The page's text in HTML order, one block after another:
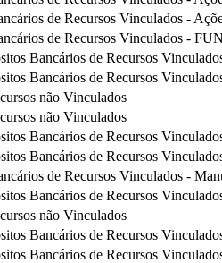
de Recursos Vinculados -
de Recursos Vinculados -
Bancários de Recursos
Bancários de Recursos
não Vinculados
não Vinculados
Bancários de Recursos
Bancários de Recursos
de Recursos Vinculados -
Bancários de Recursos
não Vinculados
Bancários de Recursos
Bancários de Recursos